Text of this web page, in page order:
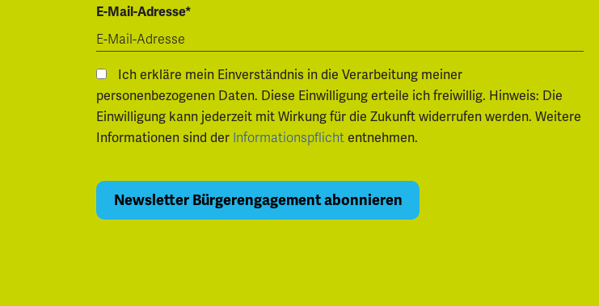
E-Mail-Adresse*
Ich erkläre mein Einverständnis in die Verarbeitung meiner
personenbezogenen Daten. Diese Einwilligung erteile ich freiwillig. Hinweis: Die
Einwilligung kann jederzeit mit Wirkung für die Zukunft widerrufen werden. Weitere
Informationen sind der Informationspflicht entnehmen.